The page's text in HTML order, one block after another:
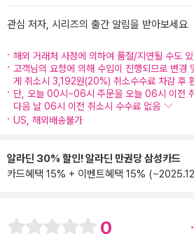
관심 저자, 시리즈의 출간 알림을 받아보세요
해외 거래처 사정에 의하여 품절/지연될 수도
고객님의 요청에 의해 수입이 진행되므로 변경
게 취소시 3,192원(20%) 취소수수료 차감 후
단, 오늘 00시~06시 주문을 오늘 06시 이전
다음 날 06시 이전 취소시 수수료 없음
US, 해외배송불가
알라딘 30% 할인! 알라딘 만권당 삼성카드
카드혜택 15% + 이벤트혜택 15%
0